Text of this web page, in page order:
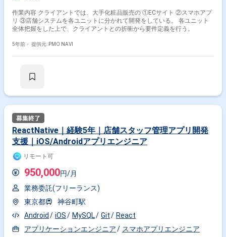
作業内容 クライアントでは、大手化粧品販売の ①ECサイト ②スマホアプ
リ ③店舗システムを各ユニットに分かれて開発をしている。 各ユニット
全体把握をした上で、クライアントとの折衝から要件定義を行う。
5年前・ 提供元: PMO NAVI
ReactNative｜経験5年｜店舗スタッフ管理アプリ開発
支援｜iOS/Androidアプリエンジニア
リモート可
950,000円/月
業務委託(フリーランス)
東京都
神谷町駅
Android
iOS MySQL Git
React
アプリケーションエンジニア
スマホアプリエンジニア